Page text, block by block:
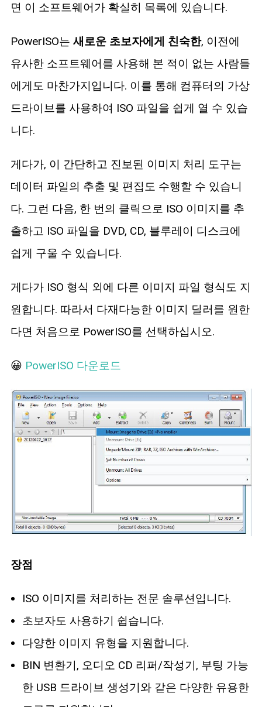
면 이 소프트웨어가 확실히 목록에 있습니다.
PowerISO는 새로운 초보자에게 친숙한, 이전에
유사한 소프트웨어를 사용해 본 적이 없는 사람들
에게도 마찬가지입니다. 이를 통해 컴퓨터의 가상
드라이브를 사용하여 ISO 파일을 쉽게 열 수 있습
니다.
게다가, 이 간단하고 진보된 이미지 처리 도구는
데이터 파일의 추출 및 편집도 수행할 수 있습니
다. 그런 다음, 한 번의 클릭으로 ISO 이미지를 추
출하고 ISO 파일을 DVD, CD, 블루레이 디스크에
쉽게 구울 수 있습니다.
게다가 ISO 형식 외에 다른 이미지 파일 형식도 지
원합니다. 따라서 다재다능한 이미지 딜러를 원한
다면 처음으로 PowerISO를 선택하십시오.
😀 PowerISO 다운로드
장점
ISO 이미지를 처리하는 전문 솔루션입니다.
초보자도 사용하기 쉽습니다.
다양한 이미지 유형을 지원합니다.
BIN 변환기, 오디오 CD 리퍼/작성기, 부팅 가능
한 USB 드라이브 생성기와 같은 다양한 유용한